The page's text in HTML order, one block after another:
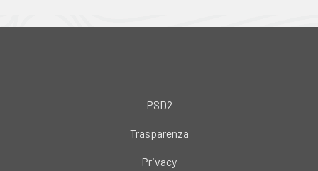
PSD2
Trasparenza
Privacy